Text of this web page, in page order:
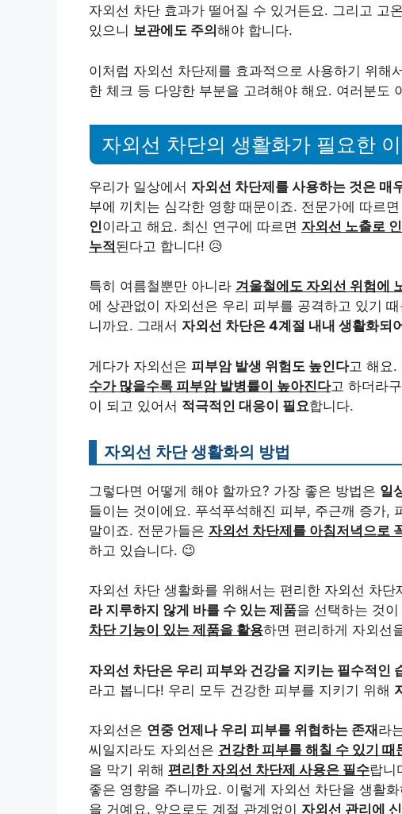
자외선 차단 효과가 떨어질 수 있거든요. 그리고 고
있으니 보관에도 주의 해야 합니다.
이처럼 자외선 차단제를 효과적으로 사용하기 위해
한 체크 등 다양한 부분을 고려해야 해요. 여러분도
자외선 차단의 생활화가 필요한
우리가 일상에서 자외선 차단제를 사용하는 것은 매
부에 끼치는 심각한 영향 때문이죠. 전문가에 따르면
인이라고 해요. 최신 연구에 따르면 자외선 노출로
누적된다고 합니다! 😥
특히 여름철뿐만 아니라 겨울철에도 자외선 위험에
에 상관없이 자외선은 우리 피부를 공격하고 있기
니까요. 그래서 자외선 차단은 4계절 내내 생활화되
게다가 자외선은 피부암 발생 위험도 높인다고 해요.
수가 많을수록 피부암 발병률이 높아진다고 하더라
이 되고 있어서 적극적인 대응이 필요합니다.
자외선 차단 생활화의 방법
그렇다면 어떻게 해야 할까요? 가장 좋은 방법은 일
들이는 것이에요. 푸석푸석해진 피부, 주근깨 증가,
말이죠. 전문가들은 자외선 차단제를 아침저녁으로
하고 있습니다. 😉
자외선 차단 생활화를 위해서는 편리한 자외선 차
라 지루하지 않게 바를 수 있는 제품을 선택하는 것
차단 기능이 있는 제품을 활용하면 편리하게 자외선
자외선 차단은 우리 피부와 건강을 지키는 필수적인
라고 봅니다! 우리 모두 건강한 피부를 지키기 위해
자외선은 연중 언제나 우리 피부를 위협하는 존재 라
씨일지라도 자외선은 건강한 피부를 해칠 수 있기 때
을 막기 위해 편리한 자외선 차단제 사용은 필수랍니
좋은 영향을 주니까요. 이렇게 자외선 차단을 생활
을 거예요. 앞으로도 계절 관계없이 자외선 관리에